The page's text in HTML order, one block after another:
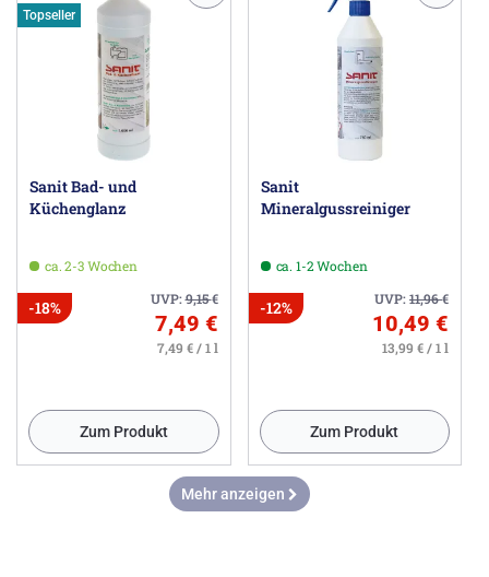
Topseller
Sanit Bad- und
Küchenglanz
ca. 2-3 Wochen
UVP:9,15€
-18%
7,49 €
7,49 € / 1 l
Zum Produkt
Sanit
Mineralgussreiniger
ca. 1-2 Wochen
UVP:11,96€
-12%
10,49 €
13,99 € / 1 l
Zum Produkt
Mehr anzeigen